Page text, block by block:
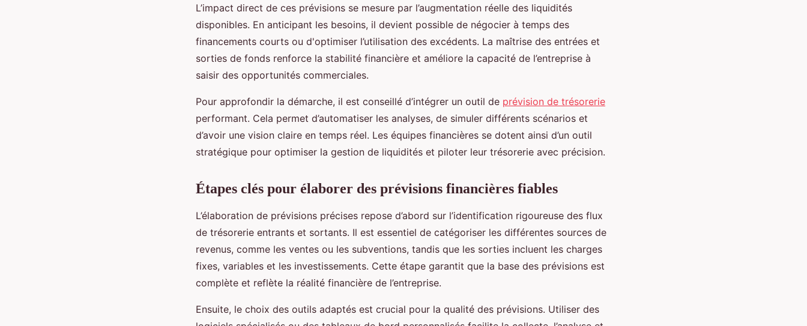
L’impact direct de ces prévisions se mesure par l’augmentation réelle des liquidités
disponibles. En anticipant les besoins, il devient possible de négocier à temps des
financements courts ou d'optimiser l’utilisation des excédents. La maîtrise des entrées et
sorties de fonds renforce la stabilité financière et améliore la capacité de l’entreprise à
saisir des opportunités commerciales.
Pour approfondir la démarche, il est conseillé d’intégrer un outil de prévision de trésorerie
performant. Cela permet d’automatiser les analyses, de simuler différents scénarios et
d’avoir une vision claire en temps réel. Les équipes financières se dotent ainsi d’un outil
stratégique pour optimiser la gestion de liquidités et piloter leur trésorerie avec précision.
Étapes clés pour élaborer des prévisions financières fiables
L’élaboration de prévisions précises repose d’abord sur l’identification rigoureuse des flux
de trésorerie entrants et sortants. Il est essentiel de catégoriser les différentes sources de
revenus, comme les ventes ou les subventions, tandis que les sorties incluent les charges
fixes, variables et les investissements. Cette étape garantit que la base des prévisions est
complète et reflète la réalité financière de l’entreprise.
Ensuite, le choix des outils adaptés est crucial pour la qualité des prévisions. Utiliser des